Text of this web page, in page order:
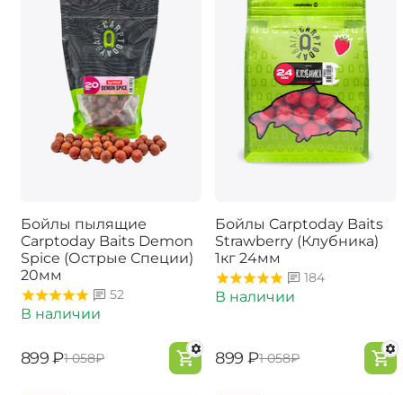
Бойлы пылящие
Carptoday Baits Demon
Spice (Острые Специи)
20мм
52
В наличии
‍899‍ ₽‍1 058‍₽
Бойлы Carptoday Baits
Strawberry (Клубника)
1кг 24мм
184
В наличии
‍899‍ ₽‍1 058‍₽